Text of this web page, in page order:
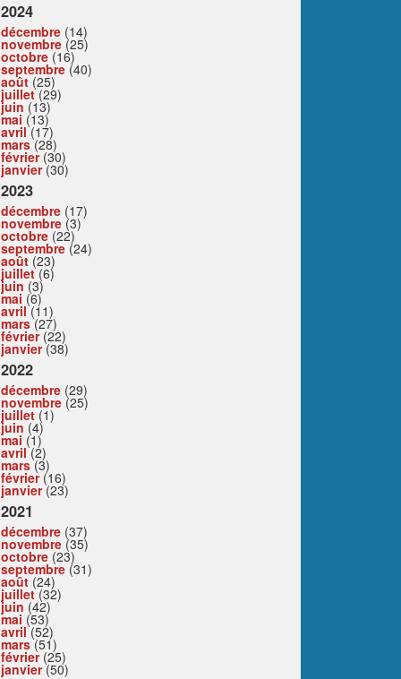
2024
décembre (14)
novembre (25)
octobre (16)
septembre (40)
août (25)
juillet(29)
juin (13)
mai (13)
avril(17)
mars(28)
février(30)
janvier(30)
2023
décembre (17)
novembre (3)
octobre (22)
septembre (24)
août (23)
juillet(6)
juin (3)
mai (6)
avril(11)
mars(27)
février(22)
janvier(38)
2022
décembre (29)
novembre (25)
juillet (1)
juin (4)
mai (1)
avril(2)
mars(3)
février(16)
janvier(23)
2021
décembre (37)
novembre (35)
octobre (23)
septembre (31)
août (24)
juillet(32)
juin (42)
mai (53)
avril(52)
mars(51)
février(25)
janvier(50)